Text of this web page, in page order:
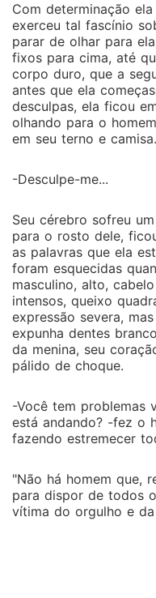
Com determinação
exerceu tal fascínio
parar de olhar para
fixos para cima, até
corpo duro, que a
antes que ela
desculpas, ela ficou
olhando para o
em seu terno e camisa.
-Desculpe-me...
Seu cérebro sofreu
para o rosto dele,
as palavras que ela
foram esquecidas
masculino, alto,
intensos, queixo
expressão severa,
expunha dentes
da menina, seu
pálido de choque.
-Você tem problemas
está andando? -fez o
fazendo estremecer
"Não há homem que,
para dispor de todos
vítima do orgulho e